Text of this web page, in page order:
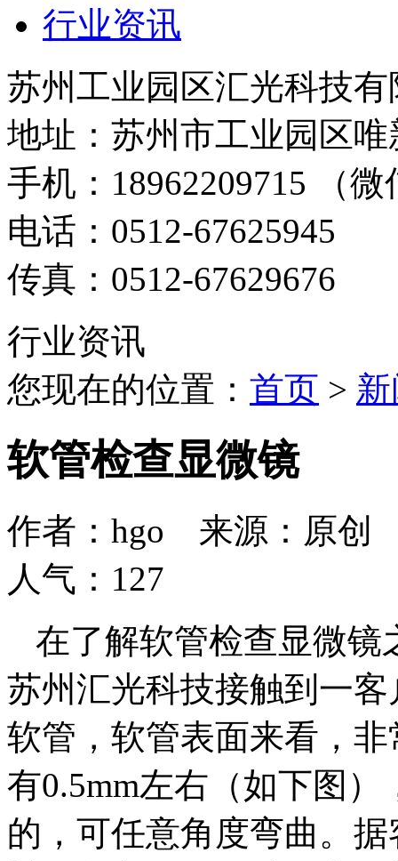
行业资讯
苏州工业园区汇光科技有
地址：苏州市工业园区唯
手机：18962209715 （
电话：0512-67625945
传真：0512-67629676
行业资讯
您现在的位置： 首页 >
软管检查显微镜
作者：hgo 来源：原创
人气： 127
在了解软管检查显微镜
苏州汇光科技接触到一
软管，软管表面来看，
有0.5mm左右（如下图
的，可任意角度弯曲。